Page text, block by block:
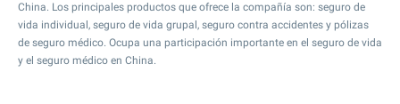
China. Los principales productos que ofrece la compañía son: seguro de
vida individual, seguro de vida grupal, seguro contra accidentes y pólizas
de seguro médico. Ocupa una participación importante en el seguro de vida
y el seguro médico en China.